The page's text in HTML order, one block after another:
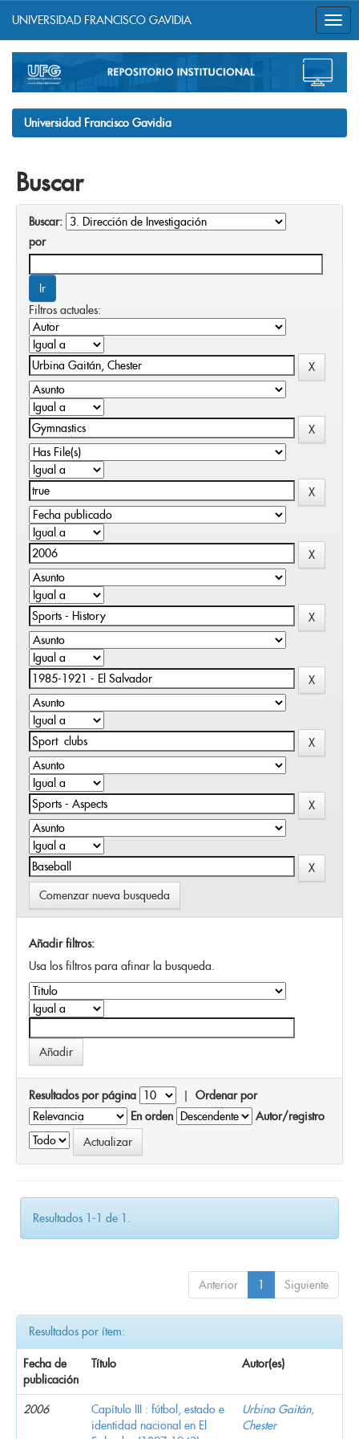
navigation
UNIVERSIDAD FRANCISCO GAVIDIA
Universidad Francisco Gavidia
Buscar
Buscar:
por
Filtros actuales:
Comenzar nueva busqueda
Añadir filtros:
Usa los filtros para afinar la busqueda.
Resultados por página | Ordenar por
En orden
Autor/registro
Resultados 1-1 de 1.
Anterior 1 Siguiente
Resultados por ítem:
Fecha de
publicación
Título Autor(es)
2006
Capítulo III : fútbol, estado e
identidad nacional en El
Urbina Gaitán,
Chester